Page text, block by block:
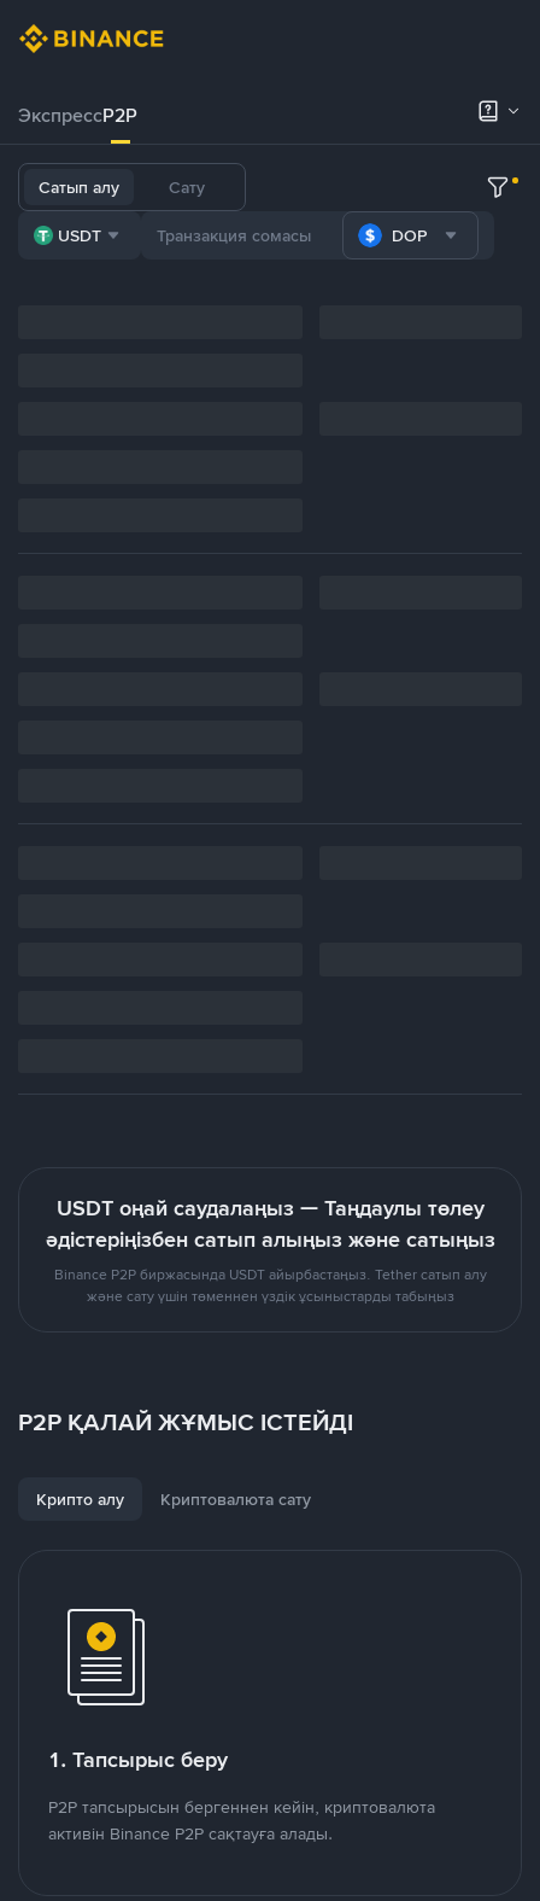
ЭкспрессP2P
Сатып алу Сату
USDT DOP
USDT оңай саудалаңыз — Таңдаулы төлеу
әдістеріңізбен сатып алыңыз және сатыңыз
Binance P2P биржасында USDT айырбастаңыз. Tether сатып алу
және сату үшін төменнен үздік ұсыныстарды табыңыз
P2P ҚАЛАЙ ЖҰМЫС ІСТЕЙДІ
Крипто алу Криптовалюта сату
1. Тапсырыс беру
P2P тапсырысын бергеннен кейін, криптовалюта
активін Binance P2P сақтауға алады.